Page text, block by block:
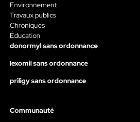
Environnement
Travaux publics
Chroniques
Éducation
donormyl sans ordonnance
lexomil sans ordonnance
priligy sans ordonnance
Communauté